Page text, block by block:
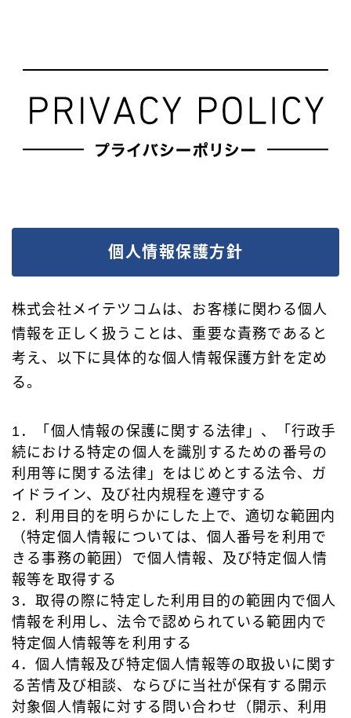
個人情報保護方針
株式会社メイテツコムは、お客様に関わる個人
情報を正しく扱うことは、重要な責務であると
考え、以下に具体的な個人情報保護方針を定め
る。
1．「個人情報の保護に関する法律」、「行政手
続における特定の個人を識別するための番号の
利用等に関する法律」をはじめとする法令、ガ
イドライン、及び社内規程を遵守する
2．利用目的を明らかにした上で、適切な範囲内
（特定個人情報については、個人番号を利用で
きる事務の範囲）で個人情報、及び特定個人情
報等を取得する
3．取得の際に特定した利用目的の範囲内で個人
情報を利用し、法令で認められている範囲内で
特定個人情報等を利用する
4．個人情報及び特定個人情報等の取扱いに関す
る苦情及び相談、ならびに当社が保有する開示
対象個人情報に対する問い合わせ（開示、利用